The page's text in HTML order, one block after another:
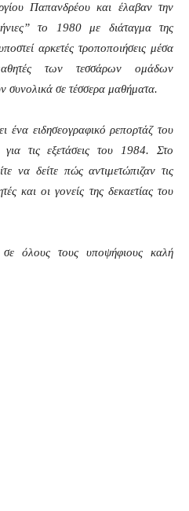
Παπανδρέου και έλαβαν την
το 1980 με διάταγμα της
αρκετές τροποποιήσεις μέσα
των τεσσάρων ομάδων
συνολικά σε τέσσερα μαθήματα.
ένα ειδησεογραφικό ρεπορτάζ του
τις εξετάσεις του 1984. Στο
να δείτε πώς αντιμετώπιζαν τις
και οι γονείς της δεκαετίας του
όλους τους υποψήφιους καλή